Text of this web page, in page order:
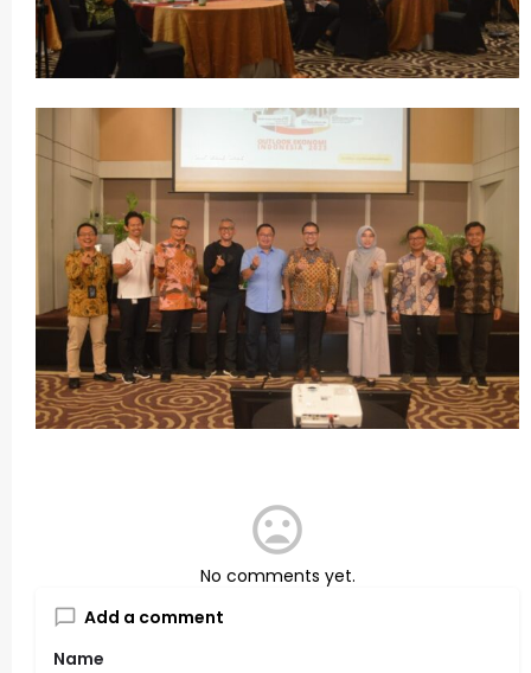
No comments yet.
Add a comment
Name